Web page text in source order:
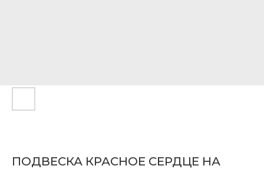
ПОДВЕСКА КРАСНОЕ СЕРДЦЕ НА